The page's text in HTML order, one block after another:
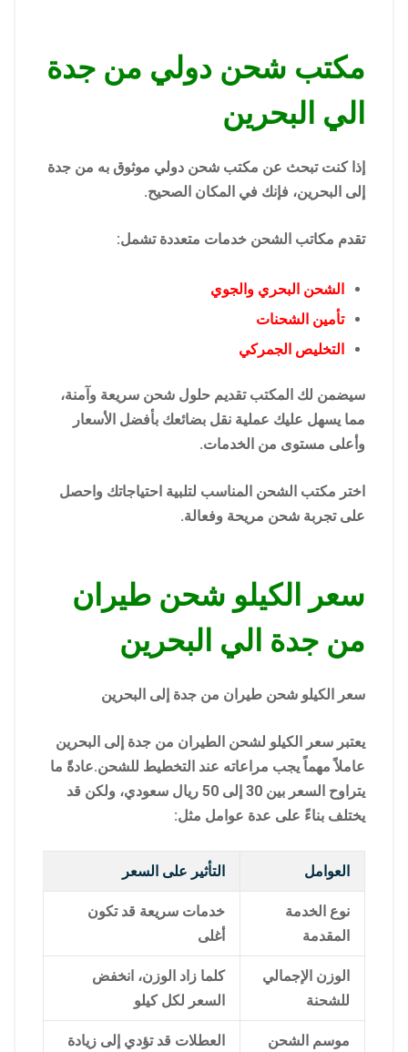
مكتب شحن دولي من جدة
الي البحرين
إذا كنت تبحث عن مكتب شحن دولي موثوق به من جدة
إلى البحرين، فإنك في المكان الصحيح.
تقدم مكاتب الشحن خدمات متعددة تشمل:
الشحن البحري والجوي
تأمين الشحنات
التخليص الجمركي
سيضمن لك المكتب تقديم حلول شحن سريعة وآمنة،
مما يسهل عليك عملية نقل بضائعك بأفضل الأسعار
وأعلى مستوى من الخدمات.
اختر مكتب الشحن المناسب لتلبية احتياجاتك واحصل
على تجربة شحن مريحة وفعالة.
سعر الكيلو شحن طيران
من جدة الي البحرين
سعر الكيلو شحن طيران من جدة إلى البحرين
يعتبر سعر الكيلو لشحن الطيران من جدة إلى البحرين
عاملاً مهماً يجب مراعاته عند التخطيط للشحن.عادةً ما
يتراوح السعر بين 30 إلى 50 ريال سعودي، ولكن قد
يختلف بناءً على عدة عوامل مثل:
العوامل التأثير على السعر
نوع الخدمة
المقدمة
خدمات سريعة قد تكون
أغلى
الوزن الإجمالي
للشحنة
كلما زاد الوزن، انخفض
السعر لكل كيلو
موسم الشحن
العطلات قد تؤدي إلى زيادة